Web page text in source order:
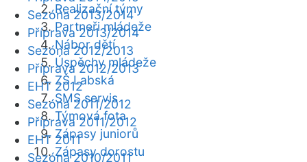
Realizační týmy
Partneři mládeže
Nábor dětí
Úspěchy mládeže
ZŠ Labská
SMS servis
Týmová fota
Zápasy juniorů
Zápasy dorostu
Sezóna 2013/2014
Příprava 2013/2014
Sezóna 2012/2013
Příprava 2012/2013
EHT 2012
Sezóna 2011/2012
Příprava 2011/2012
EHT 2011
Sezóna 2010/2011